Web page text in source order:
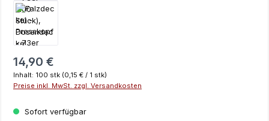
Regulärer Preis:
14,90 €
Inhalt: 100 stk (0,15 € / 1 stk)
Preise inkl. MwSt. zzgl. Versandkosten
Sofort verfügbar